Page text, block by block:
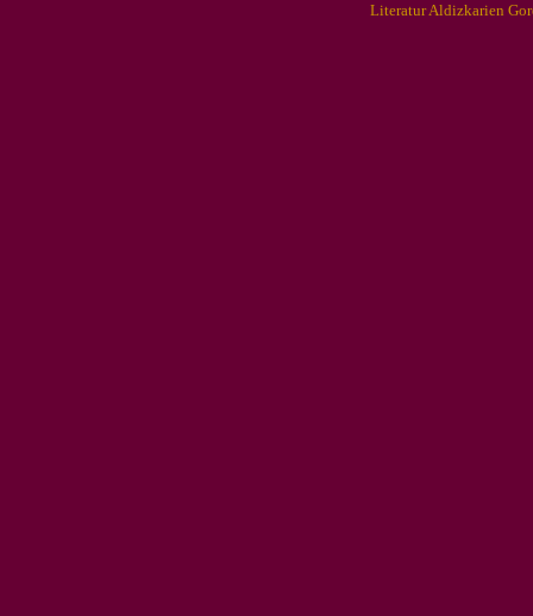
Literatur Aldizkarien